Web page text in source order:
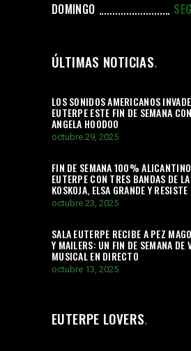
DOMINGO
ÚLTIMAS NOTICIAS
LOS SONIDOS AMERICANOS
EUTERPE ESTE FIN DE SEMANA
ANGELA HOODOO
octubre 29, 2025
FIN DE SEMANA 100%
EUTERPE CON TRES BANDAS DE
KOSKOJA, ELSA GRANDE Y
octubre 23, 2025
SALA EUTERPE RECIBE A PEZ
Y MAILERS: UN FIN DE SEMANA DE
MUSICAL EN DIRECTO
octubre 13, 2025
EUTERPE LOVERS